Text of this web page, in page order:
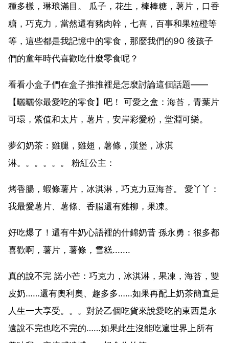
種多樣，琳琅滿目。 瓜子，花生，棒棒糖，薯片，口香
糖，巧克力，當然還有豬肉幹，七喜，百事和果粒橙等
等，這些都是我記憶中的零食，那麼我們的90 後孩子
們的童年時代喜歡吃什麼零食呢？
看看小盒子們在盒子推推裡是怎麼討論這個話題——
【曬曬你最愛吃的零食】吧！ 可愛之盒：海苔，青葉片
可環，紫值和太片，薯片，安岸彩愛粉，堂淵可樂。
夢幻奶茶：雞腿，雞翅，薯條，漢堡，冰淇
淋。。。。。。 粉紅公主：
烤香腸，蝦條薯片，冰淇淋，巧克力豆海苔。 愛丫丫：
我最愛薯片、薯條、香腸還有雞柳，果凍。
好吃爆了！還有牛奶心語裡的什錦奶昔 孫永勇：很多都
喜歡啊，薯片，薯條，雪糕.......
真的說不完 諾小芒：巧克力，冰淇淋，果凍，海苔，雙
皮奶……還有奧利奧、趣多多……如果再配上奶茶簡直是
人生一大享受。。。對於乙個吃貨來說愛吃的東西是永
遠說不完也吃不完的……如果此生沒能吃遍世界上所有